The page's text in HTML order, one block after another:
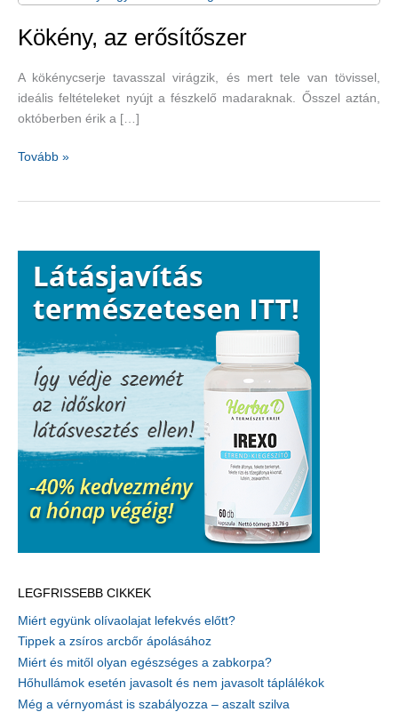
Kökény, az erősítőszer
A kökénycserje tavasszal virágzik, és mert tele van tövissel,
ideális feltételeket nyújt a fészkelő madaraknak. Ősszel aztán,
októberben érik a […]
Kökény,
Tovább »
LEGFRISSEBB CIKKEK
Miért együnk olívaolajat lefekvés előtt?
Tippek a zsíros arcbőr ápolásához
Miért és mitől olyan egészséges a zabkorpa?
Hőhullámok esetén javasolt és nem javasolt táplálékok
Még a vérnyomást is szabályozza – aszalt szilva